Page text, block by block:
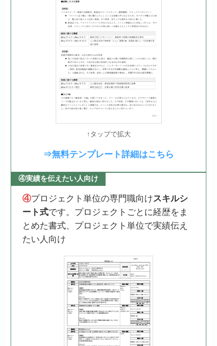
↑タップで拡大
⇒無料テンプレート詳細はこちら
④実績を伝えたい人向け
④プロジェクト単位の専門職向けスキルシ
ート式です。プロジェクトごとに経歴をま
とめた書式、プロジェクト単位で実績伝え
たい人向け